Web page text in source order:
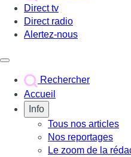
Direct tv
Direct radio
Alertez-nous
Rechercher
Accueil
Info
Tous nos articles
Nos reportages
Le zoom de la